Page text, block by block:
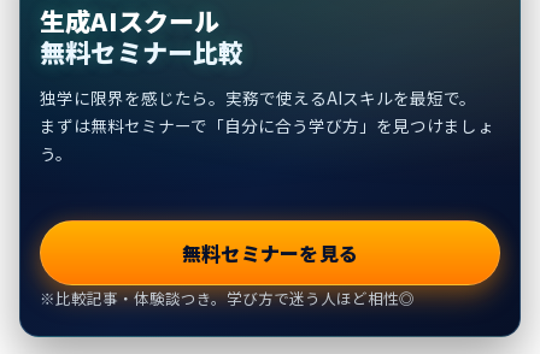
生成AIスクール
無料セミナー比較
独学に限界を感じたら。実務で使えるAIスキルを最短で。
まずは無料セミナーで「自分に合う学び方」を見つけましょ
う。
無料セミナーを見る
※比較記事・体験談つき。学び方で迷う人ほど相性◎